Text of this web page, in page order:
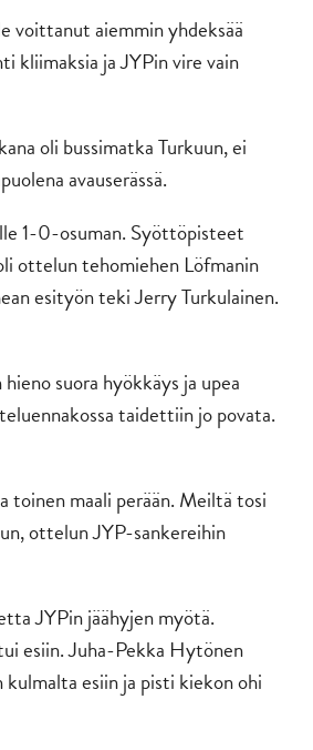
voittanut aiemmin yhdeksää
kliimaksia ja JYPin vire vain
oli bussimatka Turkuun, ei
avauserässä.
1-0-osuman. Syöttöpisteet
ottelun tehomiehen Löfmanin
esityön teki Jerry Turkulainen.
suora hyökkäys ja upea
taidettiin jo povata.
toinen maali perään. Meiltä tosi
ottelun JYP-sankereihin
JYPin jäähyjen myötä.
esiin. Juha-Pekka Hytönen
esiin ja pisti kiekon ohi